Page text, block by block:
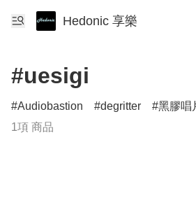
Hedonic 享樂
#uesigi
Audiobastion degritter 黑膠唱
1項 商品